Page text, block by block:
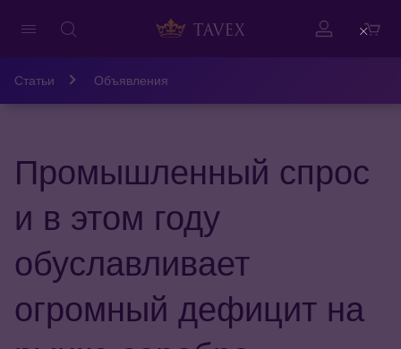
Статьи Объявления
Промышленный спрос
и в этом году
обуславливает
огромный дефицит на
Close